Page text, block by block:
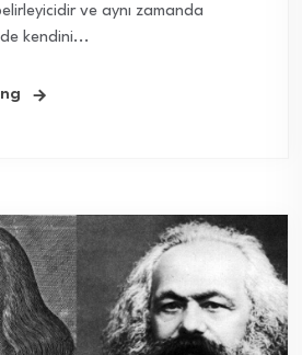
ve aynı zamanda
kendini...